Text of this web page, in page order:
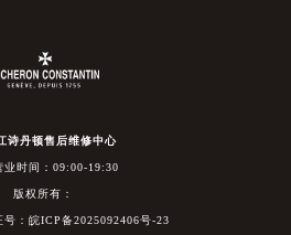
诗丹顿售后维修中心
业时间：09:00-19:30
版权所有：
：皖ICP备2025092406号-23